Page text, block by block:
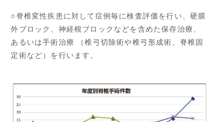
○脊椎変性疾患に対して症例毎に検査評価を行い、硬膜
外ブロック、神経根ブロックなどを含めた保存治療、
あるいは手術治療 （椎弓切除術や椎弓形成術、脊椎固
定術など）を行います。